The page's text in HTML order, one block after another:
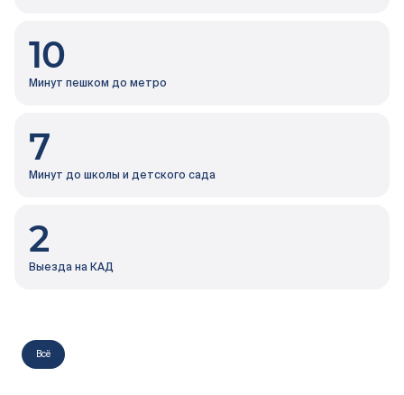
10
Минут пешком до метро
7
Минут до школы и детского сада
2
Выезда на КАД
Всё